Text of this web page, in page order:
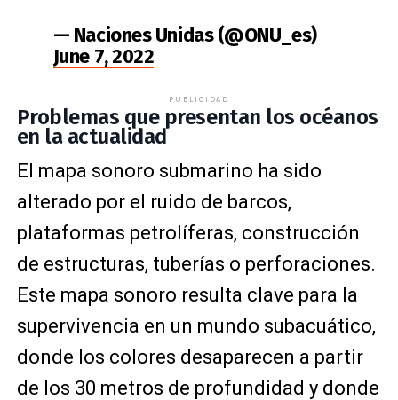
— Naciones Unidas (@ONU_es)
June 7, 2022
PUBLICIDAD
Problemas que presentan los océanos
en la actualidad
El mapa sonoro submarino ha sido
alterado por el ruido de barcos,
plataformas petrolíferas, construcción
de estructuras, tuberías o perforaciones.
Este mapa sonoro resulta clave para la
supervivencia en un mundo subacuático,
donde los colores desaparecen a partir
de los 30 metros de profundidad y donde